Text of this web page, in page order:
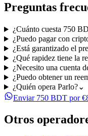
Preguntas
¿Cuánto cuesta 750
¿Puedo pagar con
¿Está garantizado el
¿Qué rapidez tiene la
¿Necesito una cuenta
¿Puedo obtener un
¿Quién opera Parlo?⌄
Enviar 750 BDT por
Otros